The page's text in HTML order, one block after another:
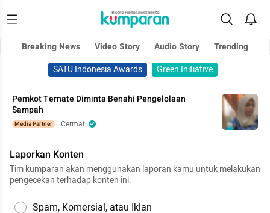
Breaking News Video Story Audio Story
Trending
SATU Indonesia Awards
Green Initiative
Pemkot Ternate Diminta Benahi Pengelolaan
Sampah
Media Partner Cermat
Laporkan Konten
Tim kumparan akan menggunakan laporan kamu untuk melakukan
pengecekan terhadap konten ini.
Spam, Komersial, atau Iklan